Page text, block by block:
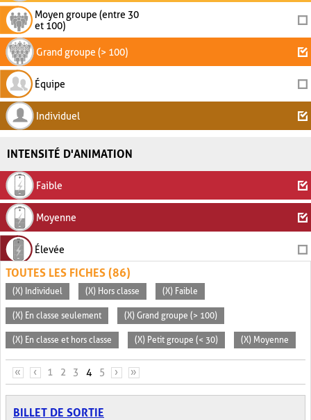
Moyen groupe (entre 30
et 100)
Grand groupe (> 100)
Équipe
Individuel
INTENSITÉ D'ANIMATION
Faible
Moyenne
Élevée
TOUTES LES FICHES (86)
(X) Individuel (X) Hors classe (X) Faible
(X) En classe seulement (X) Grand groupe (> 100)
(X) En classe et hors classe (X) Petit groupe (< 30) (X) Moyenne
PAGES
« ‹ 1 2 3 4 5 › »
BILLET DE SORTIE